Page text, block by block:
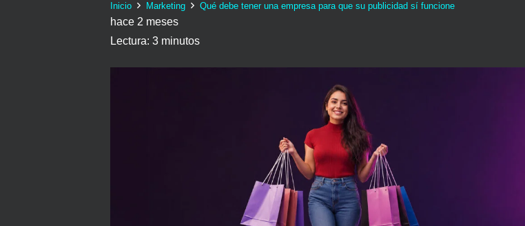
Inicio Marketing Qué debe tener una empresa para que su publicidad sí funcione
hace 2 meses
Lectura: 3 minutos